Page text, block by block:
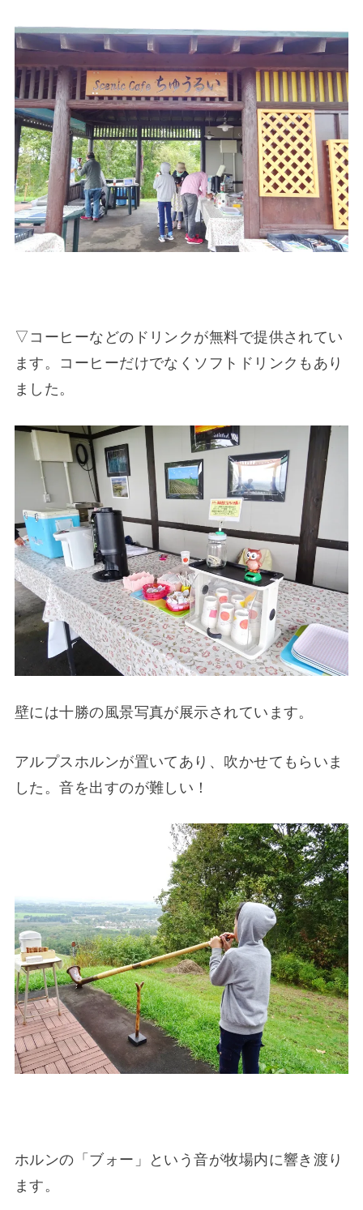
▽コーヒーなどのドリンクが無料で提供されてい
ます。コーヒーだけでなくソフトドリンクもあり
ました。
壁には十勝の風景写真が展示されています。
アルプスホルンが置いてあり、吹かせてもらいま
した。音を出すのが難しい！
ホルンの「ブォー」という音が牧場内に響き渡り
ます。